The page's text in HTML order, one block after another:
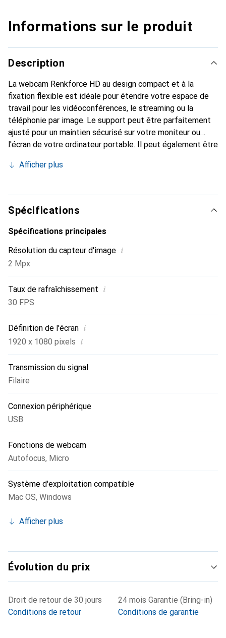
Informations sur le produit
Description
La webcam Renkforce HD au design compact et à la
fixation flexible est idéale pour étendre votre espace de
travail pour les vidéoconférences, le streaming ou la
téléphonie par image. Le support peut être parfaitement
ajusté pour un maintien sécurisé sur votre moniteur ou
l'écran de votre ordinateur portable. Il peut également être
problème. Si vous avez besoin de plus de flexibilité en
trépied optionnel.
Afficher plus
Spécifications
Spécifications principales
Résolution du capteur d'image i
2 Mpx
Taux de rafraîchissement i
30 FPS
Définition de l'écran i
1920 x 1080 pixels i
Transmission du signal
Filaire
Connexion périphérique
USB
Fonctions de webcam
Autofocus, Micro
Système d'exploitation compatible
Mac OS, Windows
Afficher plus
Évolution du prix
Droit de retour de 30 jours
Conditions de retour
24 mois Garantie (Bring-in)
Conditions de garantie